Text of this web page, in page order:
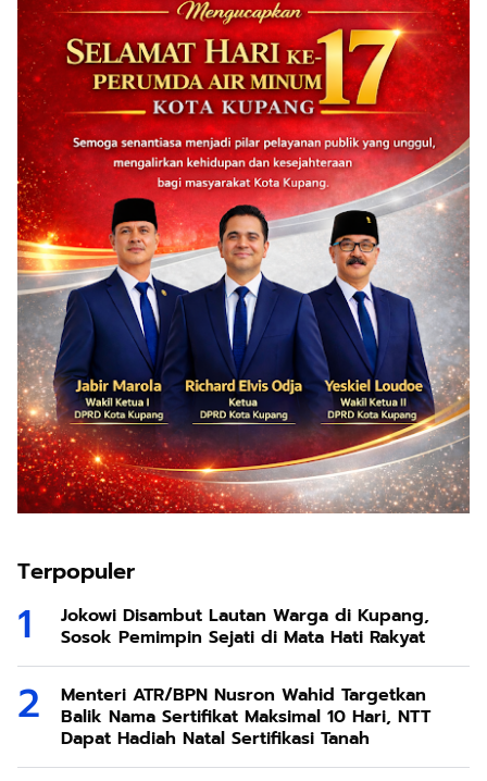
Terpopuler
Jokowi Disambut Lautan Warga di Kupang,
Sosok Pemimpin Sejati di Mata Hati Rakyat
Menteri ATR/BPN Nusron Wahid Targetkan
Balik Nama Sertifikat Maksimal 10 Hari, NTT
Dapat Hadiah Natal Sertifikasi Tanah